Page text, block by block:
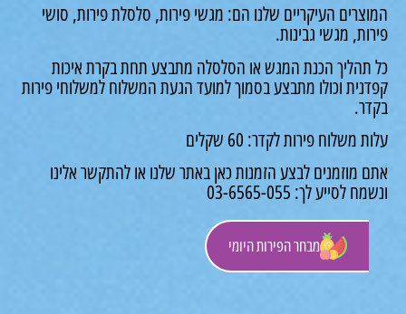
מבחר הפירות היומי
העיקריים שלנו הם: מגשי פירות, סלסלת פירות, סושי
מגשי גבינות.
הכנת המגש או הסלסלה מתבצע תחת בקרת איכות
וכולו מתבצע בסמוך למועד הגעת המשלוח למשלוחי פירות
פירות לקדר: 60 שקלים
מוזמנים לבצע הזמנות כאן באתר שלנו או להתקשר אלינו
לך: 03-6565-055